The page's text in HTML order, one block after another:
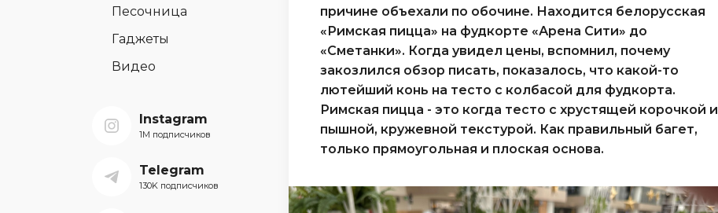
Песочница
Гаджеты
Видео
Instagram
1M подписчиков
Telegram
130K подписчиков
причине объехали по обочине. Находится белорусская
«Римская пицца» на фудкорте «Арена Сити» до
«Сметанки». Когда увидел цены, вспомнил, почему
закозлился обзор писать, показалось, что какой-то
лютейший конь на тесто с колбасой для фудкорта.
Римская пицца - это когда тесто с хрустящей корочкой и
пышной, кружевной текстурой. Как правильный багет,
только прямоугольная и плоская основа.